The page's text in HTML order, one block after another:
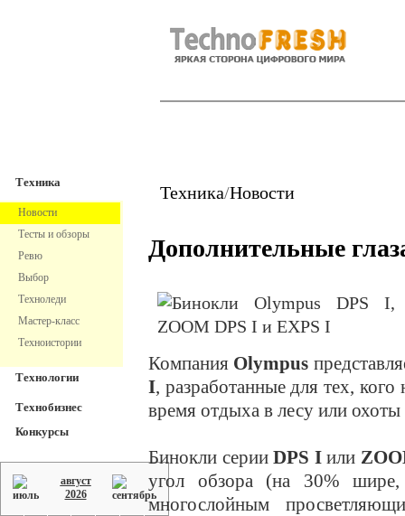
Техника
Новости
Тесты и обзоры
Ревю
Выбор
Техноледи
Мастер-класс
Техноистории
Технологии
Технобизнес
Конкурсы
август
2026
Техника/Новости
Дополнительные
Компания Olympus
I, разработанные для тех,
время отдыха в лесу или
Бинокли серииDPS Iили
угол обзора (на 30%
многослойным